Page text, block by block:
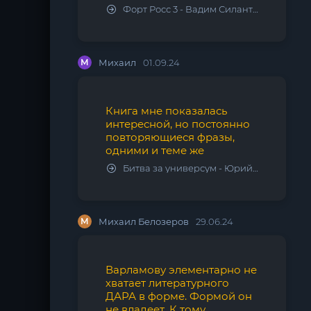
Форт Росс 3 - Вадим Силантьев
М Михаил 01.09.24
Книга мне показалась
интересной, но постоянно
повторяющиеся фразы,
одними и теме же
Битва за универсум - Юрий Тарарев, Александр Тарарев
М Михаил Белозеров 29.06.24
Варламову элементарно не
хватает литературного
ДАРА в форме. Формой он